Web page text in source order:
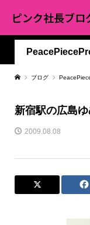
ピンク社長ブロ
ブログ
新宿駅の広島
2009.08.08